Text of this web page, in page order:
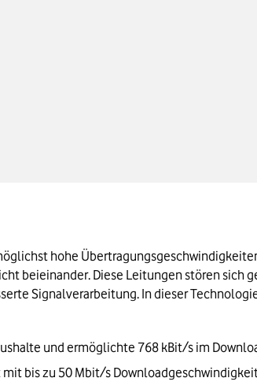
hohe
beieinander. Diese Leitungen stören sich
Signalverarbeitung. In dieser
und ermöglichte 768 kBit/s im
mit bis zu 50 Mbit/s